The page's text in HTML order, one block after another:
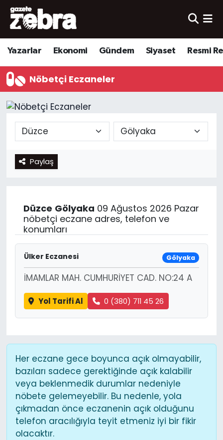
Yazarlar Ekonomi Gündem Siyaset Resmi
Nöbetçi Eczaneler
Paylaş
Düzce Gölyaka 09 Ağustos 2026 Pazar
nöbetçi eczane adres, telefon ve
konumları
Ülker Eczanesi Gölyaka
İMAMLAR MAH. CUMHURİYET CAD. NO:24 A
Yol Tarifi Al 0 (380) 711 45 26
Her eczane gece boyunca açık olmayabilir,
bazıları sadece gerektiğinde açık kalabilir
veya beklenmedik durumlar nedeniyle
nöbete gelemeyebilir. Bu nedenle, yola
çıkmadan önce eczanenin açık olduğunu
telefon aracılığıyla teyit etmeniz iyi bir fikir
olacaktır.
Yazarlar
Ekonomi
Kültür-Sanat
Yerel
Spor
Nöbetçi Eczaneler
Hava Durumu
Trafik Durumu
Süper Lig Puan Durumu ve Fikstür
Tüm Manşetler
Son Dakika Haberleri